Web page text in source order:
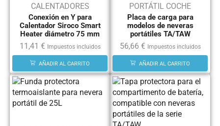
CALENTADORES
Conexión en Y para
Calentador Siroco Smart
Heater diámetro 75 mm
11,41 € Impuestos incluidos
AÑADIR AL CARRITO
PORTÁTIL COCHE
Placa de carga para
modelos de neveras
portátiles TA/TAW
56,66 € Impuestos incluidos
AÑADIR AL CARRITO